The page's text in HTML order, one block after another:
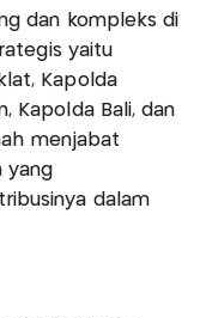
dan kompleks di
yaitu
Kapolda
Kapolda Bali, dan
menjabat
yang
dalam